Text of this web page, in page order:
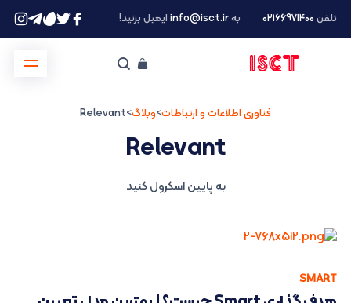
تلفن ۰۲۱66971400 بهinfo@isct.irایمیل بزنید!
فناوری اطلاعات و ارتباطات>وبلاگ>
Relevant
Relevant
به پایین اسکرول کنید
SMART